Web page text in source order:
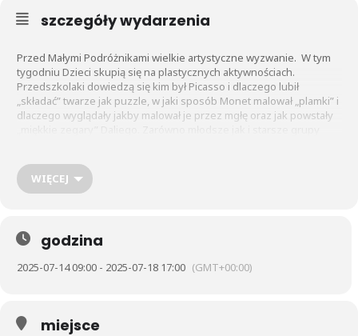
szczegóły wydarzenia
Przed Małymi Podróżnikami wielkie artystyczne wyzwanie. W tym
tygodniu Dzieci skupią się na plastycznych aktywnościach.
Przedszkolaki dowiedzą się kim był Picasso i dlaczego lubił
„składać” twarze jak puzzle, w jaki sposób Monet malował „plamki” i
dlaczego wyglądały jakby malował je przez mgłę oraz jak powstały
będzie stworzenie rzeźby z masy solnej i ozdobienie jej według
własnych pomysłów.
WIĘCEJ
godzina
2025-07-14 09:00 - 2025-07-18 17:00 (GMT+00:00)
miejsce